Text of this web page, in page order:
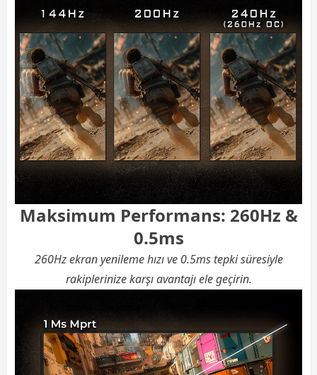
Maksimum Performans: 260Hz &
0.5ms
260Hz ekran yenileme hızı ve 0.5ms tepki süresiyle
rakiplerinize karşı avantajı ele geçirin.